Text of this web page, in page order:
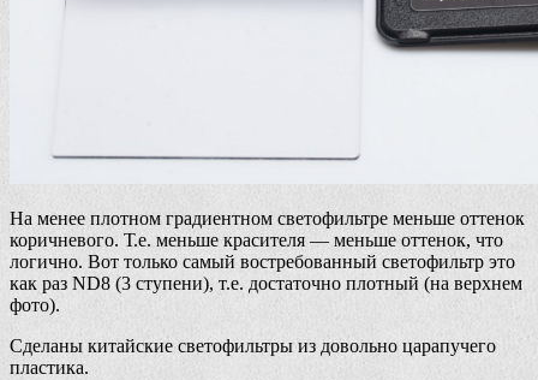
На менее плотном градиентном светофильтре меньше оттенок
коричневого. Т.е. меньше красителя — меньше оттенок, что
логично. Вот только самый востребованный светофильтр это
как раз ND8 (3 ступени), т.е. достаточно плотный (на верхнем
фото).
Сделаны китайские светофильтры из довольно царапучего
пластика.